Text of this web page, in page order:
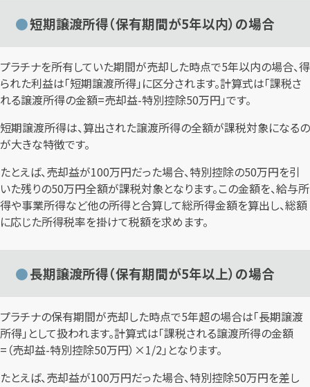
短期譲渡所得（保有期間が5年以内）の場合
プラチナを所有していた期間が売却した時点で5年以内の場合、得
られた利益は「短期譲渡所得」に区分されます。計算式は「課税さ
れる譲渡所得の金額=売却益-特別控除50万円」です。
短期譲渡所得は、算出された譲渡所得の全額が課税対象になるの
が大きな特徴です。
たとえば、売却益が100万円だった場合、特別控除の50万円を引
いた残りの50万円全額が課税対象となります。この金額を、給与所
得や事業所得など他の所得と合算して総所得金額を算出し、総額
に応じた所得税率を掛けて税額を求めます。
長期譲渡所得（保有期間が5年以上）の場合
プラチナの保有期間が売却した時点で5年超の場合は「長期譲渡
所得」として扱われます。計算式は「課税される譲渡所得の金額
=（売却益-特別控除50万円）×1/2」となります。
たとえば、売却益が100万円だった場合、特別控除50万円を差し